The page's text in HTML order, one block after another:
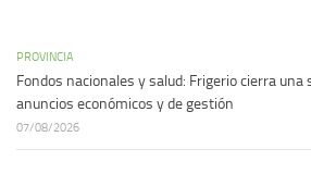
PROVINCIA
Fondos nacionales y salud: Frigerio cierra una
anuncios económicos y de gestión
07/08/2026